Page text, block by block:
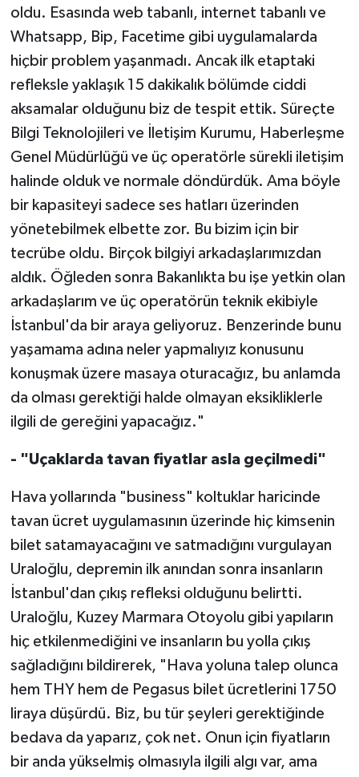
oldu. Esasında web tabanlı, internet tabanlı ve
Whatsapp, Bip, Facetime gibi uygulamalarda
hiçbir problem yaşanmadı. Ancak ilk etaptaki
refleksle yaklaşık 15 dakikalık bölümde ciddi
aksamalar olduğunu biz de tespit ettik. Süreçte
Bilgi Teknolojileri ve İletişim Kurumu, Haberleşme
Genel Müdürlüğü ve üç operatörle sürekli iletişim
halinde olduk ve normale döndürdük. Ama böyle
bir kapasiteyi sadece ses hatları üzerinden
yönetebilmek elbette zor. Bu bizim için bir
tecrübe oldu. Birçok bilgiyi arkadaşlarımızdan
aldık. Öğleden sonra Bakanlıkta bu işe yetkin olan
arkadaşlarım ve üç operatörün teknik ekibiyle
İstanbul'da bir araya geliyoruz. Benzerinde bunu
yaşamama adına neler yapmalıyız konusunu
konuşmak üzere masaya oturacağız, bu anlamda
da olması gerektiği halde olmayan eksikliklerle
ilgili de gereğini yapacağız."
- "Uçaklarda tavan fiyatlar asla geçilmedi"
Hava yollarında "business" koltuklar haricinde
tavan ücret uygulamasının üzerinde hiç kimsenin
bilet satamayacağını ve satmadığını vurgulayan
Uraloğlu, depremin ilk anından sonra insanların
İstanbul'dan çıkış refleksi olduğunu belirtti.
Uraloğlu, Kuzey Marmara Otoyolu gibi yapıların
hiç etkilenmediğini ve insanların bu yolla çıkış
sağladığını bildirerek, "Hava yoluna talep olunca
hem THY hem de Pegasus bilet ücretlerini 1750
liraya düşürdü. Biz, bu tür şeyleri gerektiğinde
bedava da yaparız, çok net. Onun için fiyatların
bir anda yükselmiş olmasıyla ilgili algı var, ama